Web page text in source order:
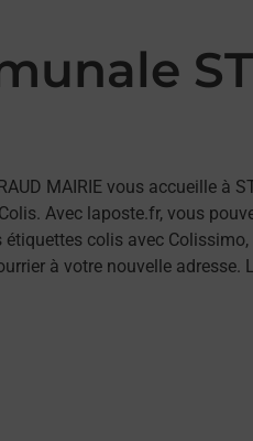
MAIRIE vous accueille à
Avec laposte.fr, vous
colis avec Colissimo,
à votre nouvelle adresse.